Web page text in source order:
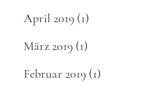
April 2019 (1)
März 2019 (1)
Februar 2019 (1)